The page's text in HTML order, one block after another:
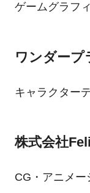
ゲームグラフ
ワンダー
キャラクター
株式会社
CG・アニメー